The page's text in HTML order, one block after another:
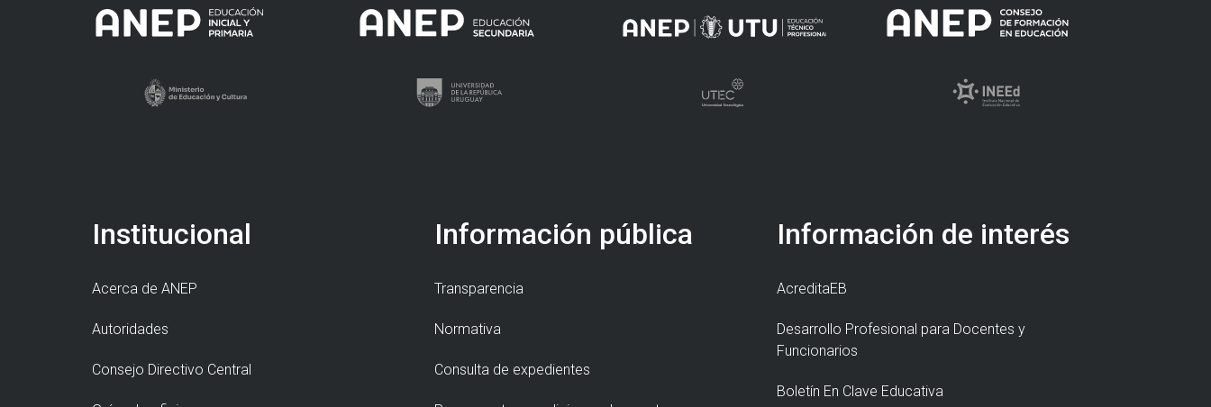
Institucional
Acerca de ANEP
Autoridades
Consejo Directivo Central
Información pública
Transparencia
Normativa
Consulta de expedientes
Información de interés
AcreditaEB
Desarrollo Profesional para Docentes y
Funcionarios
Boletín En Clave Educativa